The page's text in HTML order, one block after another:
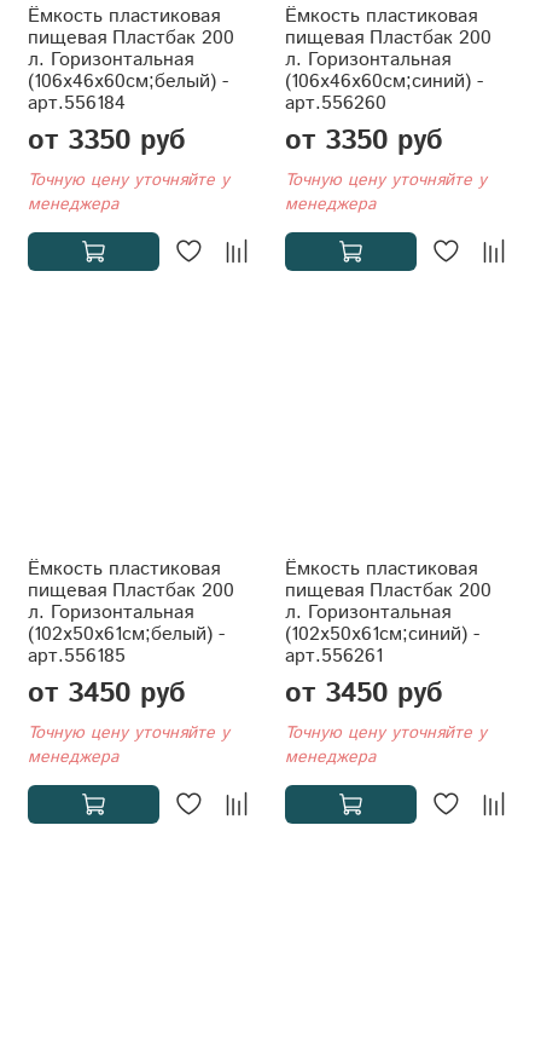
Ёмкость пластиковая
пищевая Пластбак 200
л. Горизонтальная
(106x46x60см;белый) -
арт.556184
от 3350 руб
Точную цену уточняйте у
менеджера
Ёмкость пластиковая
пищевая Пластбак 200
л. Горизонтальная
(106x46x60см;синий) -
арт.556260
от 3350 руб
Точную цену уточняйте у
менеджера
Ёмкость пластиковая
пищевая Пластбак 200
л. Горизонтальная
(102x50x61см;белый) -
арт.556185
от 3450 руб
Точную цену уточняйте у
менеджера
Ёмкость пластиковая
пищевая Пластбак 200
л. Горизонтальная
(102x50x61см;синий) -
арт.556261
от 3450 руб
Точную цену уточняйте у
менеджера